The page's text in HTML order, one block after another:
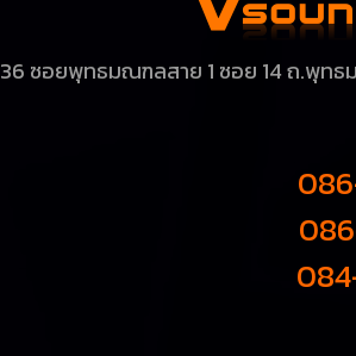
36 ซอยพุทธมณฑลสาย 1 ซอย 14 ถ.พุทธ